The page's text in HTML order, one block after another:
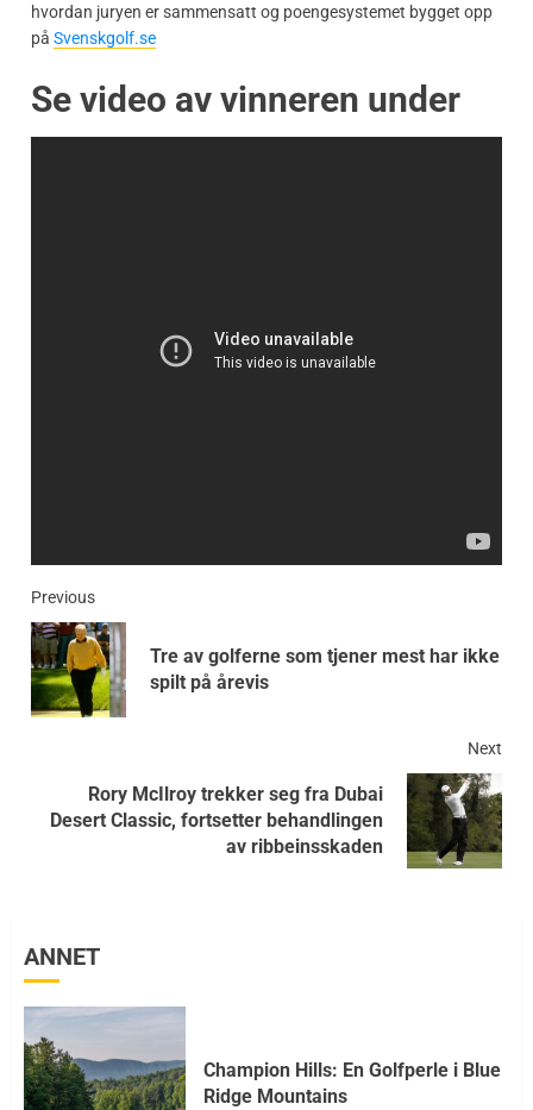
hvordan juryen er sammensatt og poengesystemet bygget opp
på Svenskgolf.se
Se video av vinneren under
Previous
Tre av golferne som tjener mest har ikke
spilt på årevis
Next
Rory McIlroy trekker seg fra Dubai
Desert Classic, fortsetter behandlingen
av ribbeinsskaden
ANNET
Champion Hills: En Golfperle i Blue
Ridge Mountains